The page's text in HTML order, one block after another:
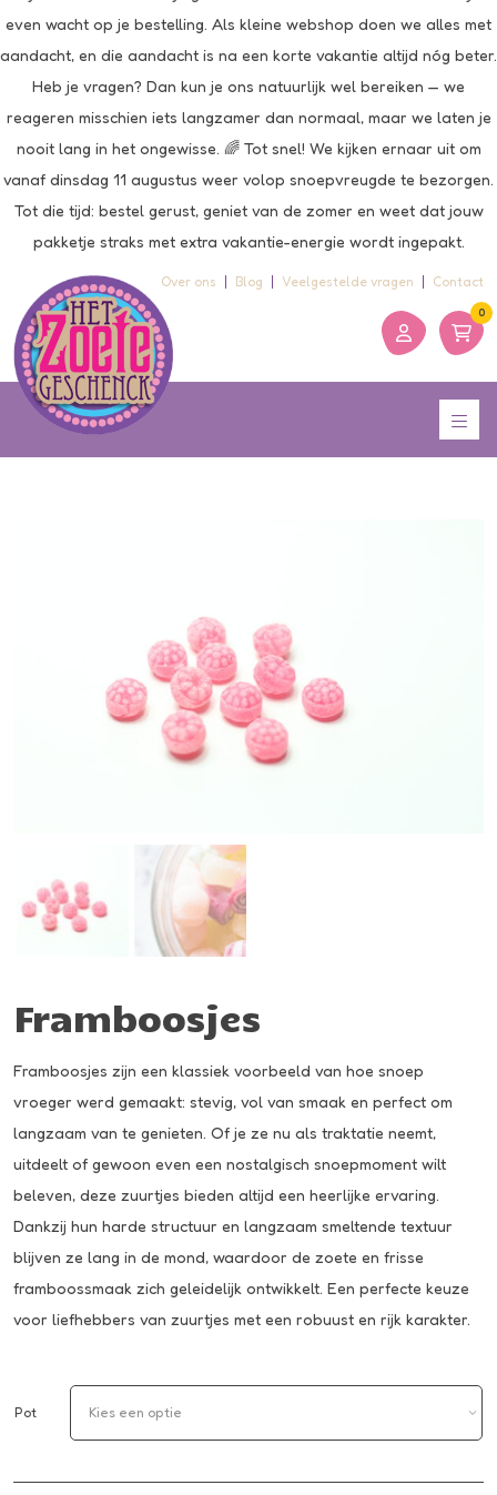
even wacht op je bestelling. Als kleine webshop doen we alles met
aandacht, en die aandacht is na een korte vakantie altijd nóg beter.
Heb je vragen? Dan kun je ons natuurlijk wel bereiken — we
reageren misschien iets langzamer dan normaal, maar we laten je
nooit lang in het ongewisse. 🌈 Tot snel! We kijken ernaar uit om
vanaf dinsdag 11 augustus weer volop snoepvreugde te bezorgen.
Tot die tijd: bestel gerust, geniet van de zomer en weet dat jouw
pakketje straks met extra vakantie-energie wordt ingepakt.
Over ons Blog Veelgestelde vragen Contact
0
Framboosjes zijn een klassiek voorbeeld van hoe snoep
vroeger werd gemaakt: stevig, vol van smaak en perfect om
langzaam van te genieten. Of je ze nu als traktatie neemt,
uitdeelt of gewoon even een nostalgisch snoepmoment wilt
beleven, deze zuurtjes bieden altijd een heerlijke ervaring.
Dankzij hun harde structuur en langzaam smeltende textuur
blijven ze lang in de mond, waardoor de zoete en frisse
framboossmaak zich geleidelijk ontwikkelt. Een perfecte keuze
voor liefhebbers van zuurtjes met een robuust en rijk karakter.
Pot
Framboosjes